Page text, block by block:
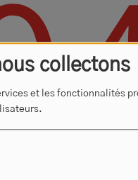
collectons
et les fonctionnalités